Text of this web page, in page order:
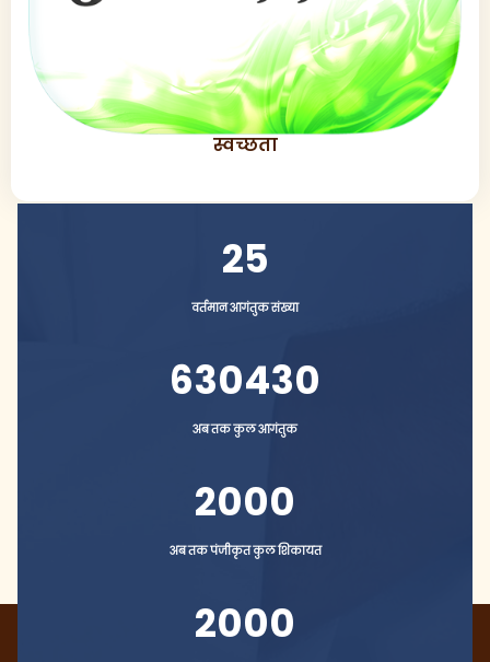
स्वच्छता
25
वर्तमान आगंतुक संख्या
630430
अब तक कुल आगंतुक
2000
अब तक पंजीकृत कुल शिकायत
2000